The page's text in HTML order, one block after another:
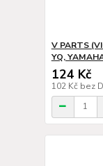
V PARTS
YQ,
124 Kč
102 Kč bez